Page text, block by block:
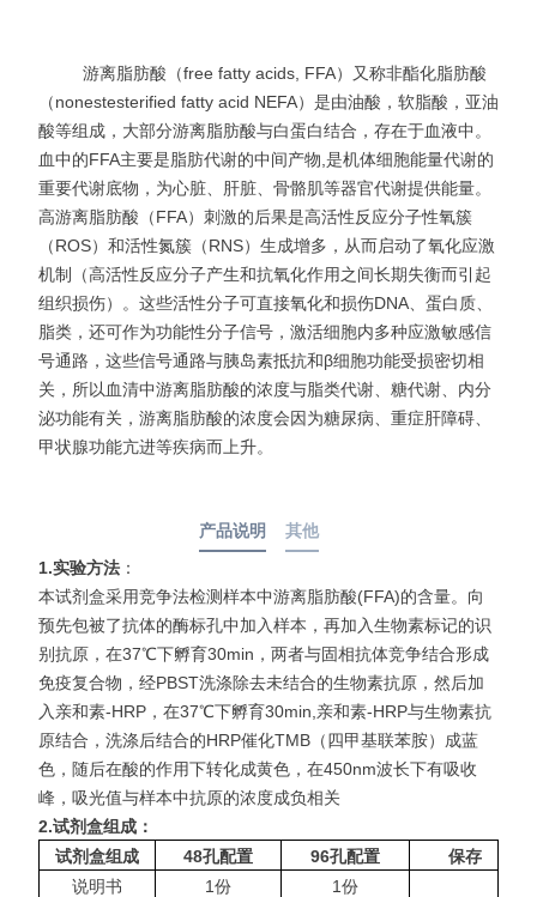
游离脂肪酸（free fatty acids, FFA）又称非酯化脂肪酸
（nonestesterified fatty acid NEFA）是由油酸，软脂酸，亚油
酸等组成，大部分游离脂肪酸与白蛋白结合，存在于血液中。
血中的FFA主要是脂肪代谢的中间产物,是机体细胞能量代谢的
重要代谢底物，为心脏、肝脏、骨骼肌等器官代谢提供能量。
高游离脂肪酸（FFA）刺激的后果是高活性反应分子性氧簇
（ROS）和活性氮簇（RNS）生成增多，从而启动了氧化应激
机制（高活性反应分子产生和抗氧化作用之间长期失衡而引起
组织损伤）。这些活性分子可直接氧化和损伤DNA、蛋白质、
脂类，还可作为功能性分子信号，激活细胞内多种应激敏感信
号通路，这些信号通路与胰岛素抵抗和β细胞功能受损密切相
关，所以血清中游离脂肪酸的浓度与脂类代谢、糖代谢、内分
泌功能有关，游离脂肪酸的浓度会因为糖尿病、重症肝障碍、
甲状腺功能亢进等疾病而上升。
产品说明 其他
1.实验方法 ：
本试剂盒采用竞争法检测样本中游离脂肪酸(FFA)的含量。向
预先包被了抗体的酶标孔中加入样本，再加入生物素标记的识
别抗原，在37℃下孵育30min，两者与固相抗体竞争结合形成
免疫复合物，经PBST洗涤除去未结合的生物素抗原，然后加
入亲和素-HRP，在37℃下孵育30min,亲和素-HRP与生物素抗
原结合，洗涤后结合的HRP催化TMB（四甲基联苯胺）成蓝
色，随后在酸的作用下转化成黄色，在450nm波长下有吸收
峰，吸光值与样本中抗原的浓度成负相关
2.试剂盒组成：
试剂盒组成
48孔配置 96孔配置
保存
说明书
1份
1份